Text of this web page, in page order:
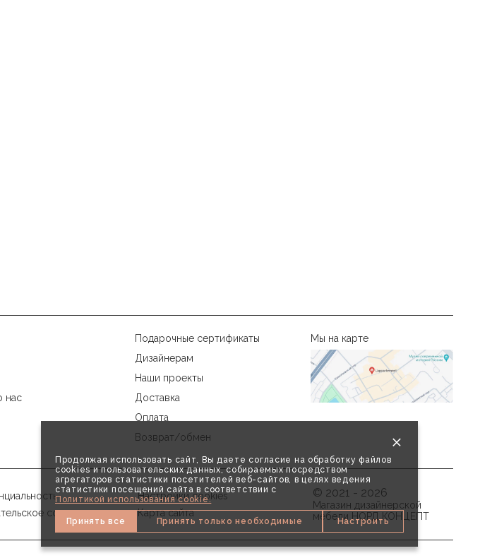
Продолжая использовать сайт, Вы даете согласие на обработку файлов
cookies и пользовательских данных, собираемых посредством
агрегаторов статистики посетителей веб-сайтов, в целях ведения
статистики посещений сайта в соответствии с
Политикой использования cookie.
Принять все Принять только необходимые Настроить
Мы на карте
Подарочные сертификаты
Дизайнерам
Наши проекты
нас
Доставка
Оплата
Возврат/обмен
соглашение
Настройки cookies
Карта сайта
© 2021 - 2026
Магазин дизайнерской
мебели НОРД КОНЦЕПТ